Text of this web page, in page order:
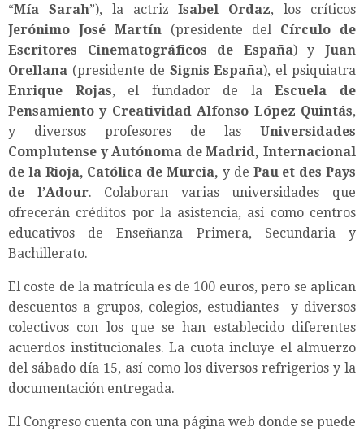
“Mía Sarah”), la actrizIsabel Ordaz, los críticos
Jerónimo José Martín (presidente del Círculo de
Escritores Cinematográficos de España) yJuan
Orellana (presidente de Signis España), el psiquiatra
Enrique Rojas, el fundador de laEscuela de
Pensamiento y Creatividad Alfonso López Quintás,
y diversos profesores de las Universidades
Complutense y Autónoma de Madrid, Internacional
de la Rioja, Católica de Murcia, y de Pau et des Pays
de l’Adour. Colaboran varias universidades que
ofrecerán créditos por la asistencia, así como centros
educativos de Enseñanza Primera, Secundaria y
Bachillerato.
El coste de la matrícula es de 100 euros, pero se aplican
descuentos a grupos, colegios, estudiantes y diversos
colectivos con los que se han establecido diferentes
acuerdos institucionales. La cuota incluye el almuerzo
del sábado día 15, así como los diversos refrigerios y la
documentación entregada.
El Congreso cuenta con una página web donde se puede